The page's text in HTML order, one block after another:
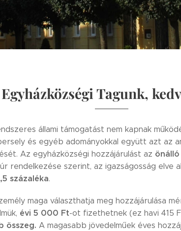
Tagunk,
állami támogatást nem kapnak
és egyéb adományokkal együtt azt az
Az egyházközségi hozzájárulást az
rendelkezése szerint, az igazságosság elve
százaléka.
maga választhatja meg hozzájárulása
évi 5 000 Ft-ot fizethetnek (ez havi 415
összeg. A magasabb jövedelműek éves